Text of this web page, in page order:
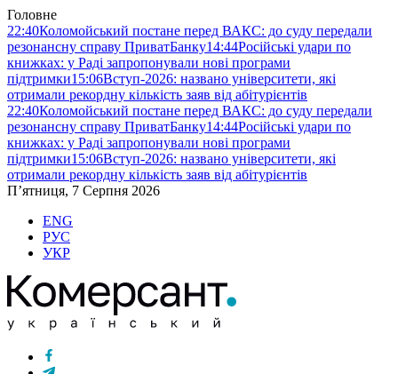
Головне
22:40Коломойський постане перед ВАКС: до суду передали
резонансну справу ПриватБанку14:44Російські удари по
книжках: у Раді запропонували нові програми
підтримки15:06Вступ-2026: названо університети, які
отримали рекордну кількість заяв від абітурієнтів
22:40Коломойський постане перед ВАКС: до суду передали
резонансну справу ПриватБанку14:44Російські удари по
книжках: у Раді запропонували нові програми
підтримки15:06Вступ-2026: названо університети, які
отримали рекордну кількість заяв від абітурієнтів
П’ятниця, 7 Серпня 2026
ENG
РУС
УКР